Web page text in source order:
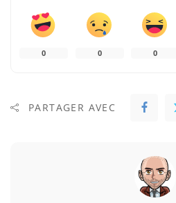
0 0 0
PARTAGER AVEC